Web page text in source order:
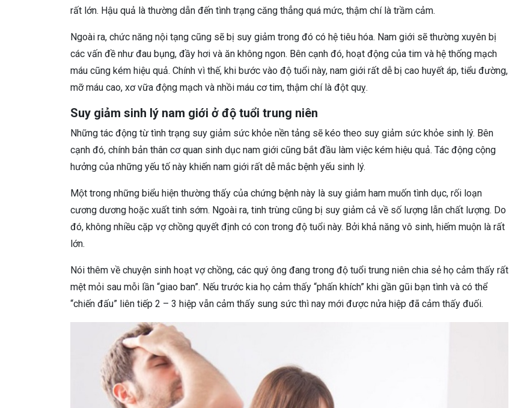
rất lớn. Hậu quả là thường dẫn đến tình trạng căng thẳng quá mức, thậm chí là trầm cảm.
Ngoài ra, chức năng nội tạng cũng sẽ bị suy giảm trong đó có hệ tiêu hóa. Nam giới sẽ thường xuyên bị
các vấn đề như đau bụng, đầy hơi và ăn không ngon. Bên cạnh đó, hoạt động của tim và hệ thống mạch
máu cũng kém hiệu quả. Chính vì thế, khi bước vào độ tuổi này, nam giới rất dễ bị cao huyết áp, tiểu đường,
mỡ máu cao, xơ vữa động mạch và nhồi máu cơ tim, thậm chí là đột quỵ.
Suy giảm sinh lý nam giới ở độ tuổi trung niên
Những tác động từ tình trạng suy giảm sức khỏe nền tảng sẽ kéo theo suy giảm sức khỏe sinh lý. Bên
cạnh đó, chính bản thân cơ quan sinh dục nam giới cũng bắt đầu làm việc kém hiệu quả. Tác động cộng
hưởng của những yếu tố này khiến nam giới rất dễ mắc bệnh yếu sinh lý.
Một trong những biểu hiện thường thấy của chứng bệnh này là suy giảm ham muốn tình dục, rối loạn
cương dương hoặc xuất tinh sớm. Ngoài ra, tinh trùng cũng bị suy giảm cả về số lượng lẫn chất lượng. Do
đó, không nhiều cặp vợ chồng quyết định có con trong độ tuổi này. Bởi khả năng vô sinh, hiếm muộn là rất
lớn.
Nói thêm về chuyện sinh hoạt vợ chồng, các quý ông đang trong độ tuổi trung niên chia sẻ họ cảm thấy rất
mệt mỏi sau mỗi lần “giao ban”. Nếu trước kia họ cảm thấy “phấn khích” khi gần gũi bạn tình và có thể
“chiến đấu” liên tiếp 2 – 3 hiệp vẫn cảm thấy sung sức thì nay mới được nửa hiệp đã cảm thấy đuối.